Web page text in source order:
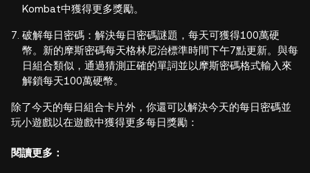
Kombat中獲得更多獎勵。
破解每日密碼：解決每日密碼謎題，每天可獲得100萬硬
幣。新的摩斯密碼每天格林尼治標準時間下午7點更新。與每
日組合類似，通過猜測正確的單詞並以摩斯密碼格式輸入來
解鎖每天100萬硬幣。
除了今天的每日組合卡片外，你還可以解決今天的每日密碼並
玩小遊戲以在遊戲中獲得更多每日獎勵：
閱讀更多：